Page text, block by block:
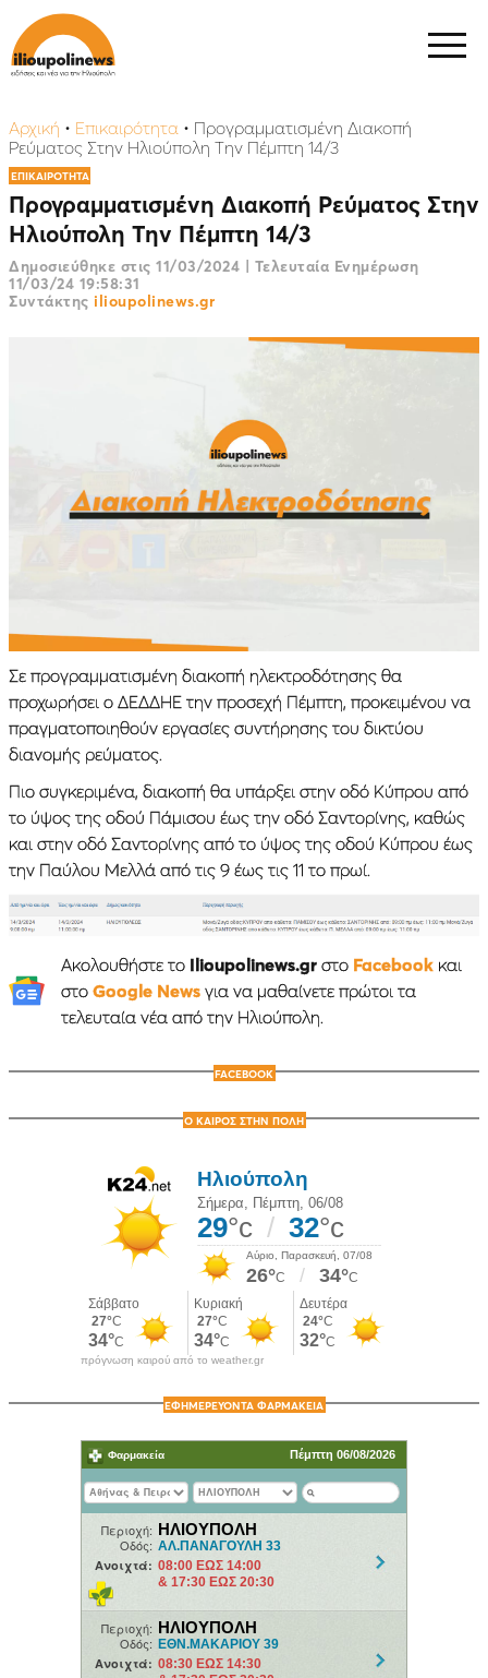
Αρχική • Επικαιρότητα • Προγραμματισμένη Διακοπή
Ρεύματος Στην Ηλιούπολη Την Πέμπτη 14/3
ΕΠΙΚΑΙΡΟΤΗΤΑ
Προγραμματισμένη Διακοπή Ρεύματος Στην
Ηλιούπολη Την Πέμπτη 14/3
Δημοσιεύθηκε στις 11/03/2024 | Τελευταία Ενημέρωση
11/03/24 19:58:31
Συντάκτης ilioupolinews.gr
Σε προγραμματισμένη διακοπή ηλεκτροδότησης θα
προχωρήσει ο ΔΕΔΔΗΕ την προσεχή Πέμπτη, προκειμένου να
πραγματοποιηθούν εργασίες συντήρησης του δικτύου
διανομής ρεύματος.
Πιο συγκεριμένα, διακοπή θα υπάρξει στην οδό Κύπρου από
το ύψος της οδού Πάμισου έως την οδό Σαντορίνης, καθώς
και στην οδό Σαντορίνης από το ύψος της οδού Κύπρου έως
την Παύλου Μελλά από τις 9 έως τις 11 το πρωί.
Ακολουθήστε το Ilioupolinews.grστο Facebookκαι
στο Google Newsγια να μαθαίνετε πρώτοι τα
τελευταία νέα από την Ηλιούπολη.
FACEBOOK
Ο ΚΑΙΡΟΣ ΣΤΗΝ ΠΟΛΗ
πρόγνωση καιρού από το weather.gr
ΕΦΗΜΕΡΕΥΟΝΤΑ ΦΑΡΜΑΚΕΙΑ